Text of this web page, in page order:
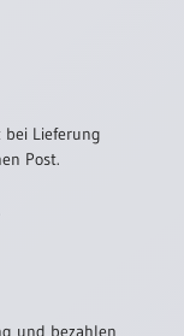
bei Lieferung
Post.
und bezahlen